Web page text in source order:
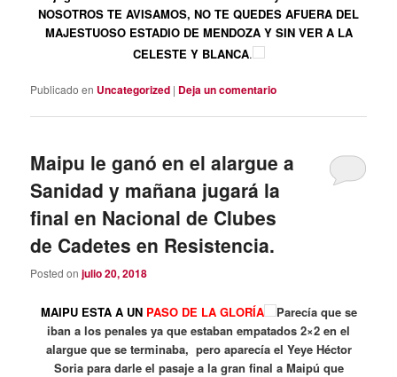
NOSOTROS TE AVISAMOS, NO TE QUEDES AFUERA DEL
MAJESTUOSO ESTADIO DE MENDOZA Y SIN VER A LA
CELESTE Y BLANCA.
Publicado en Uncategorized | Deja un comentario
Maipu le ganó en el alargue a
Sanidad y mañana jugará la
final en Nacional de Clubes
de Cadetes en Resistencia.
Posted onjulio 20, 2018
MAIPU ESTA A UNPASO DE LA GLORÍA
Parecía que se
iban a los penales ya que estaban empatados 2×2 en el
alargue que se terminaba, pero aparecía el Yeye Héctor
Soriapara darle el pasaje a la gran final a Maipú que